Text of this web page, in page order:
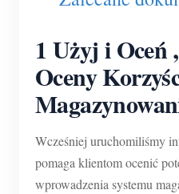
System sterowania
Automatyka
Monitorowanie
Szybki start
Dokumentacja
Film instruktażowy
FAQ
Społeczność
Program
Centrum
Aktywności
Forum
Rozwiązania
Kontakt
O nas
1 Użyj i Oceń
Oceny
Wcześniej uruchomiliśmy
pomaga klientom ocenić
wprowadzenia systemu